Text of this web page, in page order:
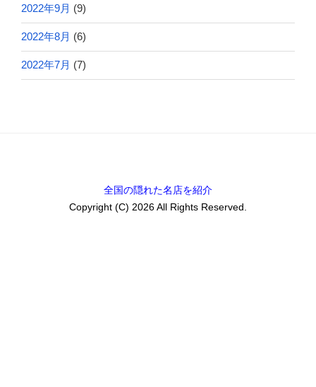
2022年9月 (9)
2022年8月 (6)
2022年7月 (7)
全国の隠れた名店を紹介
Copyright (C) 2026 All Rights Reserved.